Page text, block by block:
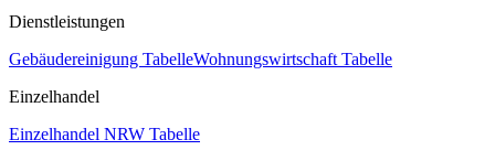
Dienstleistungen
Gebäudereinigung TabelleWohnungswirtschaft Tabelle
Einzelhandel
Einzelhandel NRW Tabelle